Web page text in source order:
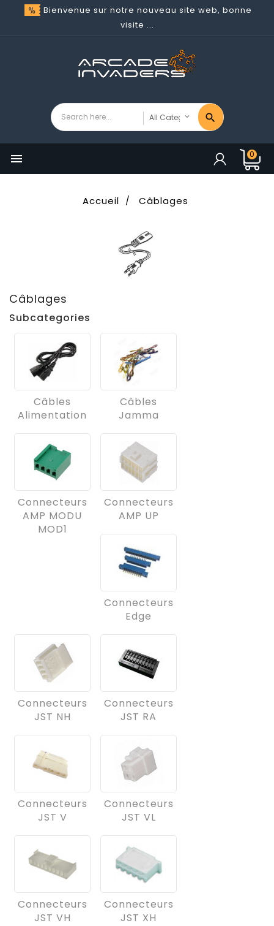
Bienvenue sur notre nouveau site web, bonne
visite ...
 0
Accueil Câblages
Câblages
Subcategories
Câbles
Alimentation
Câbles
Jamma
Connecteurs
AMP MODU
MOD1
Connecteurs
AMP UP
Connecteurs
Edge
Connecteurs
JST NH
Connecteurs
JST RA
Connecteurs
JST V
Connecteurs
JST VL
Connecteurs
JST VH
Connecteurs
JST XH